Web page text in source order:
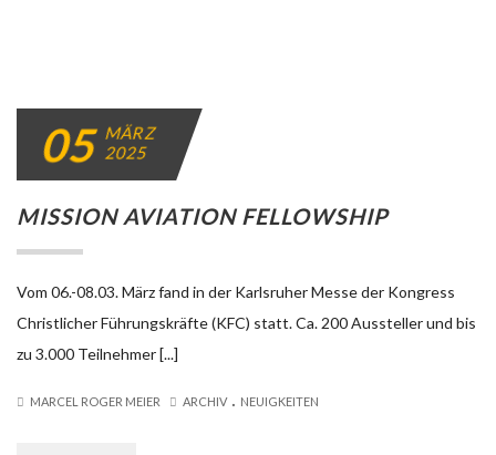
05 MÄRZ
2025
MISSION AVIATION FELLOWSHIP
Vom 06.-08.03. März fand in der Karlsruher Messe der Kongress
Christlicher Führungskräfte (KFC) statt. Ca. 200 Aussteller und bis
zu 3.000 Teilnehmer [...]
MARCEL ROGER MEIER ARCHIV . NEUIGKEITEN